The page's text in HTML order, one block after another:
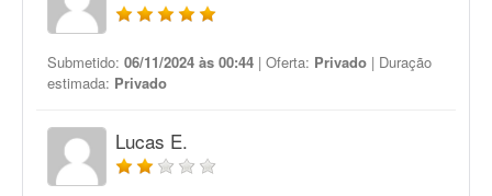
Submetido: 06/11/2024 às 00:44 | Oferta: Privado | Duração
estimada: Privado
Lucas E.